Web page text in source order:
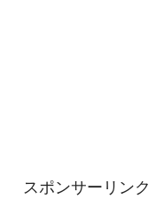
スポンサーリンク